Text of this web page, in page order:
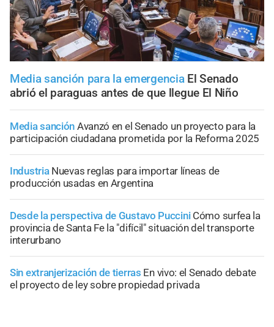
Media sanción para la emergencia El Senado
abrió el paraguas antes de que llegue El Niño
Media sanción Avanzó en el Senado un proyecto para la
participación ciudadana prometida por la Reforma 2025
Industria Nuevas reglas para importar líneas de
producción usadas en Argentina
Desde la perspectiva de Gustavo Puccini Cómo surfea la
provincia de Santa Fe la "difícil" situación del transporte
interurbano
Sin extranjerización de tierras En vivo: el Senado debate
el proyecto de ley sobre propiedad privada